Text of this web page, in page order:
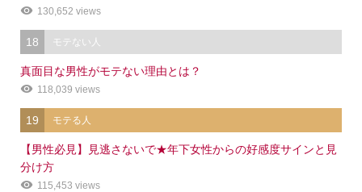
130,652 views
18 モテない人
真面目な男性がモテない理由とは？
118,039 views
19 モテる人
【男性必見】見逃さないで★年下女性からの好感度サインと見
分け方
115,453 views